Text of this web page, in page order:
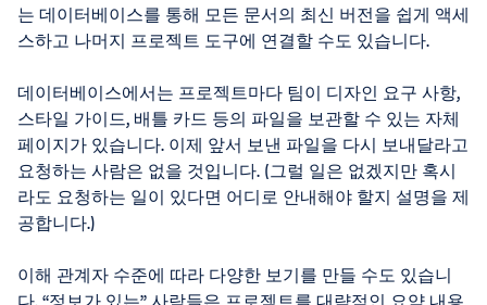
는 데이터베이스를 통해 모든 문서의 최신 버전을 쉽게 액세
스하고 나머지 프로젝트 도구에 연결할 수도 있습니다.
데이터베이스에서는 프로젝트마다 팀이 디자인 요구 사항,
스타일 가이드, 배틀 카드 등의 파일을 보관할 수 있는 자체
페이지가 있습니다. 이제 앞서 보낸 파일을 다시 보내달라고
요청하는 사람은 없을 것입니다. (그럴 일은 없겠지만 혹시
라도 요청하는 일이 있다면 어디로 안내해야 할지 설명을 제
공합니다.)
이해 관계자 수준에 따라 다양한 보기를 만들 수도 있습니
다. “정보가 있는” 사람들은 프로젝트를 대략적인 요약 내용